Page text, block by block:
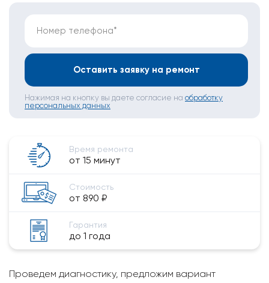
Номер телефона*
Оставить заявку на ремонт
Нажимая на кнопку вы даете согласие на обработку
персональных данных
Время ремонта
от 15 минут
Стоимость
от 890 ₽
Гарантия
до 1 года
Проведем диагностику, предложим вариант